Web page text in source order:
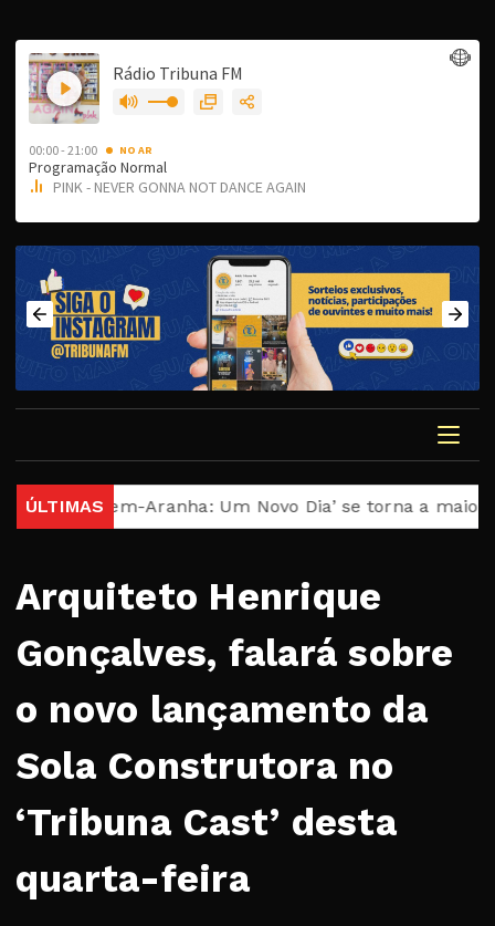
ÚLTIMASAranha: Um Novo Dia’ se torna a maior
Arquiteto Henrique
Gonçalves, falará sobre
o novo lançamento da
Sola Construtora no
‘Tribuna Cast’ desta
quarta-feira